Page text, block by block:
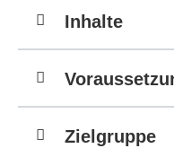
Inhalte
Zielgruppe